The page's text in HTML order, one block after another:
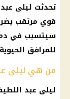
تحدثت ليلى
قوي مرتقب
سيتسبب في
للمرافق
من هي ليلى
ليلى عبد